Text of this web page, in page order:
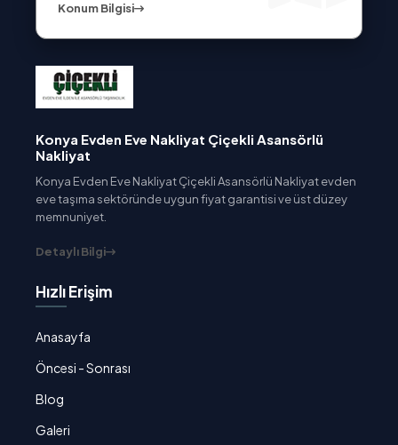
Konum Bilgisi
Konya Evden Eve Nakliyat Çiçekli Asansörlü
Nakliyat
Konya Evden Eve Nakliyat Çiçekli Asansörlü Nakliyat evden
eve taşıma sektöründe uygun fiyat garantisi ve üst düzey
memnuniyet.
Detaylı Bilgi
Hızlı Erişim
Anasayfa
Öncesi - Sonrası
Blog
Galeri